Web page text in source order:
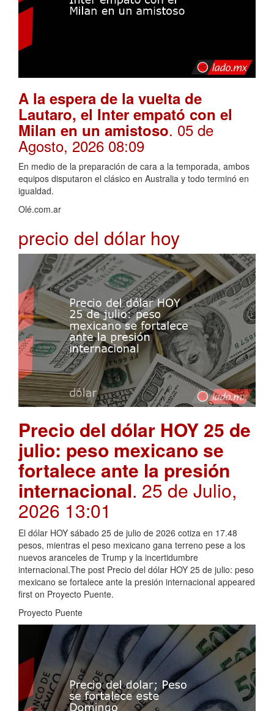
A la espera de la vuelta de
Lautaro, el Inter empató con el
Milan en un amistoso. 05 de
Agosto, 2026 08:09
En medio de la preparación de cara a la temporada, ambos
equipos disputaron el clásico en Australia y todo terminó en
igualdad.
Olé.com.ar
precio del dólar hoy
Precio del dólar HOY 25 de
julio: peso mexicano se
fortalece ante la presión
internacional. 25 de Julio,
2026 13:01
El dólar HOY sábado 25 de julio de 2026 cotiza en 17.48
pesos, mientras el peso mexicano gana terreno pese a los
nuevos aranceles de Trump y la incertidumbre
internacional.The post Precio del dólar HOY 25 de julio: peso
mexicano se fortalece ante la presión internacional appeared
first on Proyecto Puente.
Proyecto Puente